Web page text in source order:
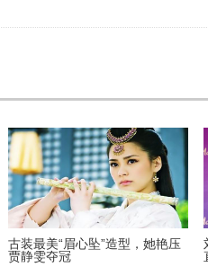
古装最美“眉心坠”造型，她艳压
贾静雯夺冠